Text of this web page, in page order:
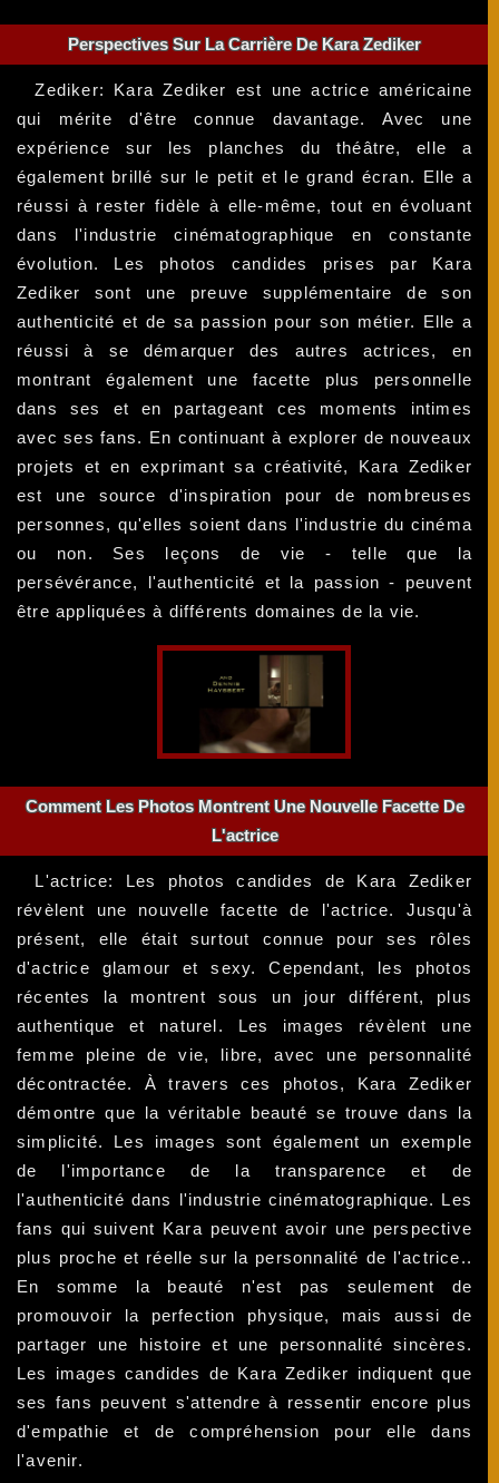
Perspectives Sur La Carrière De Kara Zediker
Zediker: Kara Zediker est une actrice américaine
qui mérite d'être connue davantage. Avec une
expérience sur les planches du théâtre, elle a
également brillé sur le petit et le grand écran. Elle a
réussi à rester fidèle à elle-même, tout en évoluant
dans l'industrie cinématographique en constante
évolution. Les photos candides prises par Kara
Zediker sont une preuve supplémentaire de son
authenticité et de sa passion pour son métier. Elle a
réussi à se démarquer des autres actrices, en
montrant également une facette plus personnelle
dans ses et en partageant ces moments intimes
avec ses fans. En continuant à explorer de nouveaux
projets et en exprimant sa créativité, Kara Zediker
est une source d'inspiration pour de nombreuses
personnes, qu'elles soient dans l'industrie du cinéma
ou non. Ses leçons de vie - telle que la
persévérance, l'authenticité et la passion - peuvent
être appliquées à différents domaines de la vie.
Comment Les Photos Montrent Une Nouvelle Facette De
L'actrice
L'actrice: Les photos candides de Kara Zediker
révèlent une nouvelle facette de l'actrice. Jusqu'à
présent, elle était surtout connue pour ses rôles
d'actrice glamour et sexy. Cependant, les photos
récentes la montrent sous un jour différent, plus
authentique et naturel. Les images révèlent une
femme pleine de vie, libre, avec une personnalité
décontractée. À travers ces photos, Kara Zediker
démontre que la véritable beauté se trouve dans la
simplicité. Les images sont également un exemple
de l'importance de la transparence et de
l'authenticité dans l'industrie cinématographique. Les
fans qui suivent Kara peuvent avoir une perspective
plus proche et réelle sur la personnalité de l'actrice..
En somme la beauté n'est pas seulement de
promouvoir la perfection physique, mais aussi de
partager une histoire et une personnalité sincères.
Les images candides de Kara Zediker indiquent que
ses fans peuvent s'attendre à ressentir encore plus
d'empathie et de compréhension pour elle dans
l'avenir.